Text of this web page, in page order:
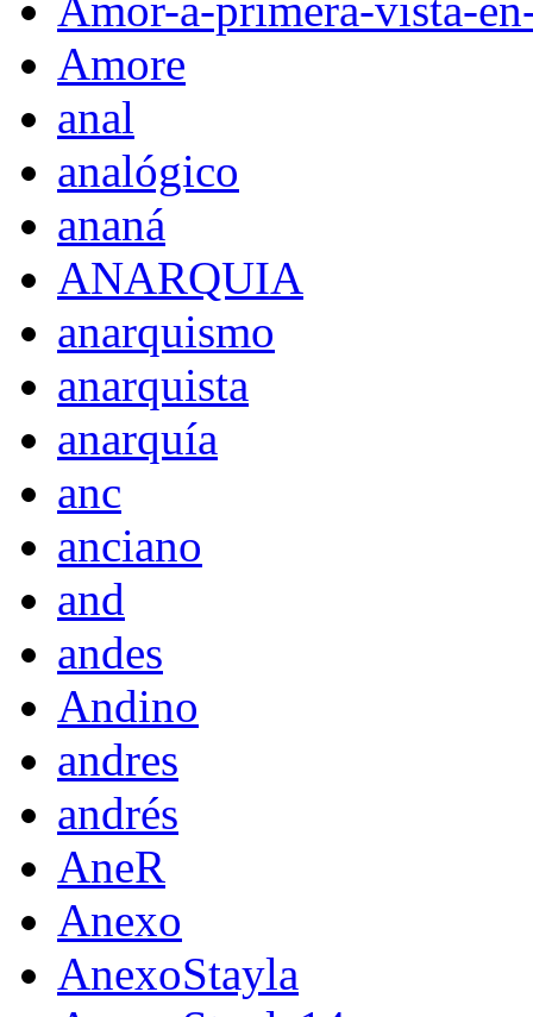
Amor-a-primera-vista-
Amore
anal
analógico
ananá
ANARQUIA
anarquismo
anarquista
anarquía
anc
anciano
and
andes
Andino
andres
andrés
AneR
Anexo
AnexoStayla